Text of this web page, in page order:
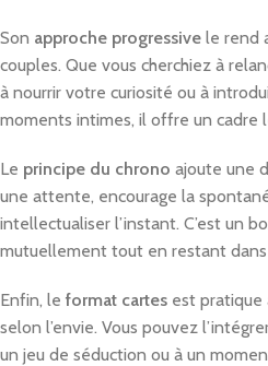
Son approche progressive le rend
couples. Que vous cherchiez à
à nourrir votre curiosité ou à
moments intimes, il offre un cadre
Le principe du chrono ajoute une
une attente, encourage la
intellectualiser l’instant. C’est un
mutuellement tout en restant
Enfin, le format cartes est pratique
selon l’envie. Vous pouvez
un jeu de séduction ou à un